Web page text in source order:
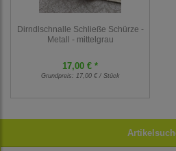
Dirndlschnalle Schließe Schürze -
Metall - mittelgrau
17,00 € *
Grundpreis: 17,00 € / Stück